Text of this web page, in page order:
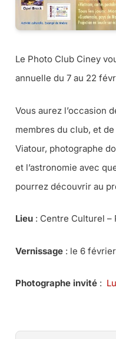
Le Photo Club Ciney
annuelle du 7 au 22
Vous aurez l’occasion
membres du club, et
Viatour, photographe
et l’astronomie avec
pourrez découvrir au
Lieu : Centre Culturel –
Vernissage : le 6 février
Photographe invité :